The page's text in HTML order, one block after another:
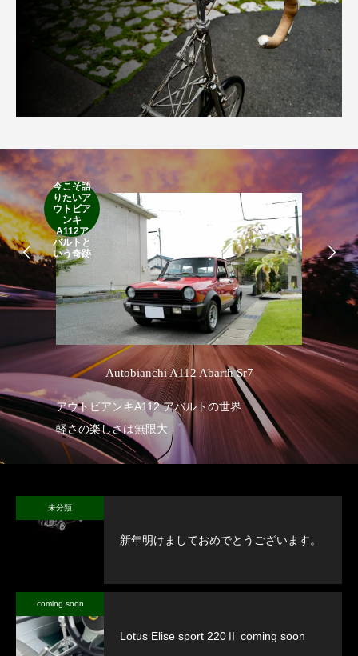
今こそ語
りたいア
ウトビア
ンキ
A112ア
バルトと
いう奇跡
Autobianchi A112 Abarth Sr7
アウトビアンキA112 アバルトの世界
軽さの楽しさは無限大
未分類
新年明けましておめでとうございます。
coming soon
Lotus Elise sport 220Ⅱ coming soon